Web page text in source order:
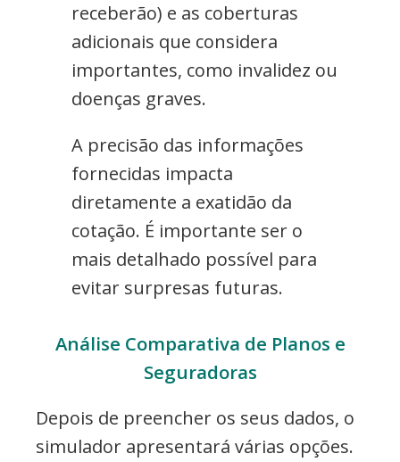
receberão) e as coberturas
adicionais que considera
importantes, como invalidez ou
doenças graves.
A precisão das informações
fornecidas impacta
diretamente a exatidão da
cotação. É importante ser o
mais detalhado possível para
evitar surpresas futuras.
Análise Comparativa de Planos e
Seguradoras
Depois de preencher os seus dados, o
simulador apresentará várias opções.